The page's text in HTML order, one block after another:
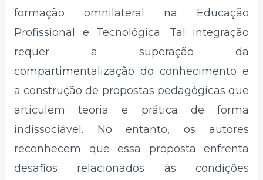
formação omnilateral na Educação
Profissional e Tecnológica. Tal integração
requer a superação da
compartimentalização do conhecimento e
a construção de propostas pedagógicas que
articulem teoria e prática de forma
indissociável. No entanto, os autores
reconhecem que essa proposta enfrenta
desafios relacionados às condições